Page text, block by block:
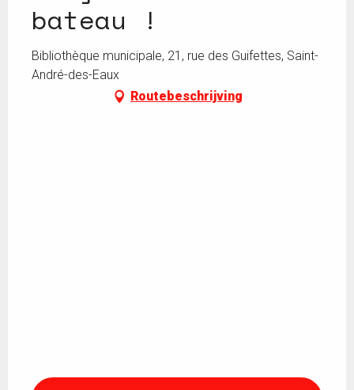
bateau !
Bibliothèque municipale, 21, rue des Guifettes, Saint-
André-des-Eaux
Routebeschrijving